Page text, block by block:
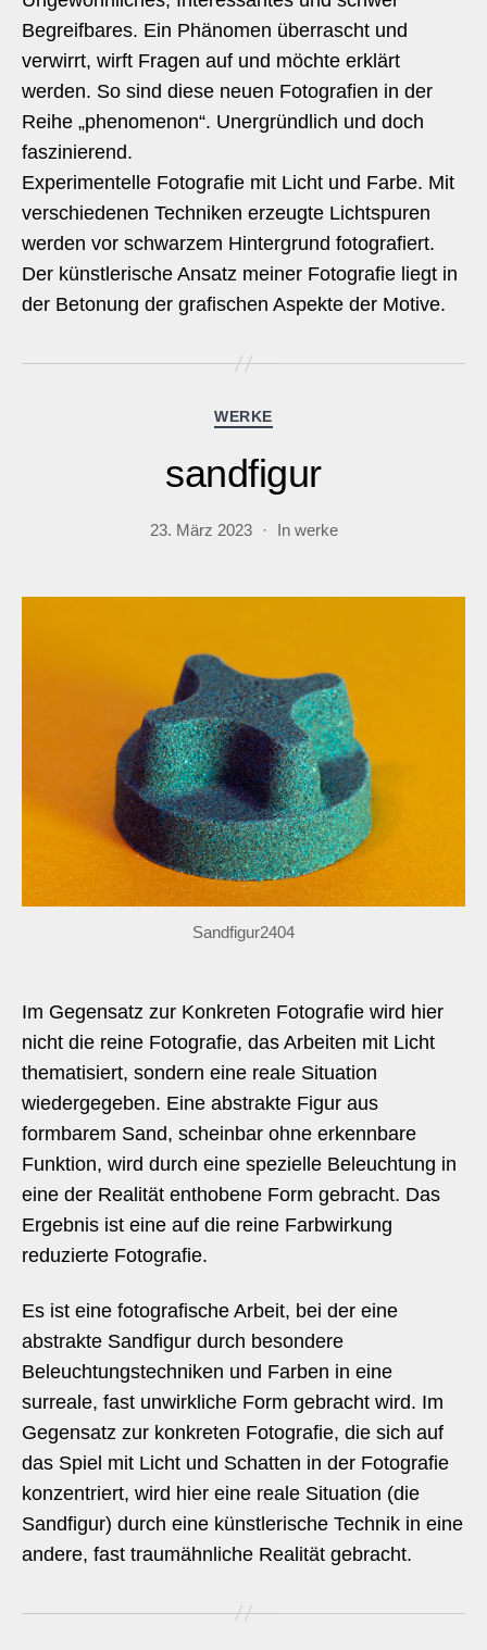
Begreifbares. Ein Phänomen überrascht und
verwirrt, wirft Fragen auf und möchte erklärt
werden. So sind diese neuen Fotografien in der
Reihe „phenomenon“. Unergründlich und doch
faszinierend.
Experimentelle Fotografie mit Licht und Farbe. Mit
verschiedenen Techniken erzeugte Lichtspuren
werden vor schwarzem Hintergrund fotografiert.
Der künstlerische Ansatz meiner Fotografie liegt in
der Betonung der grafischen Aspekte der Motive.
Kategorien
WERKE
sandfigur
23. März 2023 In werke
Sandfigur2404
Im Gegensatz zur Konkreten Fotografie wird hier
nicht die reine Fotografie, das Arbeiten mit Licht
thematisiert, sondern eine reale Situation
wiedergegeben. Eine abstrakte Figur aus
formbarem Sand, scheinbar ohne erkennbare
Funktion, wird durch eine spezielle Beleuchtung in
eine der Realität enthobene Form gebracht. Das
Ergebnis ist eine auf die reine Farbwirkung
reduzierte Fotografie.
Es ist eine fotografische Arbeit, bei der eine
abstrakte Sandfigur durch besondere
Beleuchtungstechniken und Farben in eine
surreale, fast unwirkliche Form gebracht wird. Im
Gegensatz zur konkreten Fotografie, die sich auf
das Spiel mit Licht und Schatten in der Fotografie
konzentriert, wird hier eine reale Situation (die
Sandfigur) durch eine künstlerische Technik in eine
andere, fast traumähnliche Realität gebracht.